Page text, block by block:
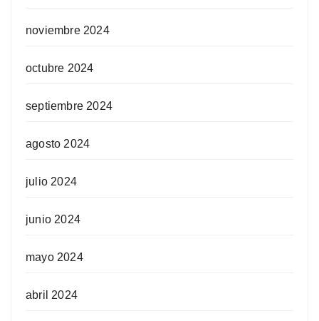
noviembre 2024
octubre 2024
septiembre 2024
agosto 2024
julio 2024
junio 2024
mayo 2024
abril 2024